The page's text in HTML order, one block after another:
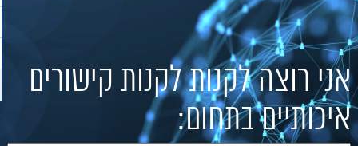
אני רוצה לקנות לקנות קישורים
איכותיים בתחום: